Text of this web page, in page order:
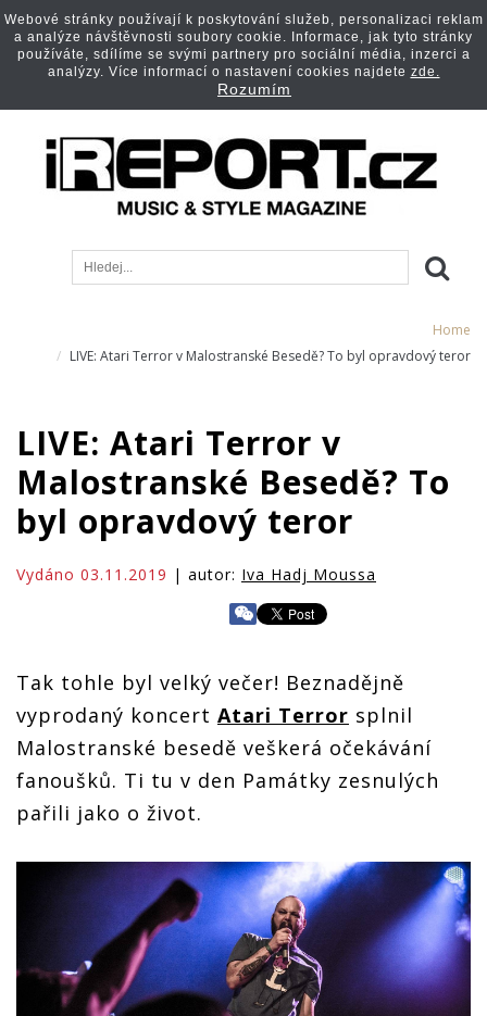
Home
LIVE: Atari Terror v Malostranské Besedě? To byl opravdový teror
LIVE: Atari Terror v
Malostranské Besedě? To
byl opravdový teror
Vydáno 03.11.2019 | autor: Iva Hadj Moussa
Tak tohle byl velký večer! Beznadějně
vyprodaný koncert Atari Terror splnil
Malostranské besedě veškerá očekávání
fanoušků. Ti tu v den Památky zesnulých
pařili jako o život.
Webové stránky používají k poskytování služeb, personalizaci reklam
a analýze návštěvnosti soubory cookie. Informace, jak tyto stránky
používáte, sdílíme se svými partnery pro sociální média, inzerci a
analýzy. Více informací o nastavení cookies najdete zde.
Rozumím